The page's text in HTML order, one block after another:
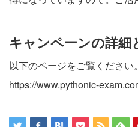
キャンペーンの詳細
以下のページをご覧ください。
https://www.pythonic-